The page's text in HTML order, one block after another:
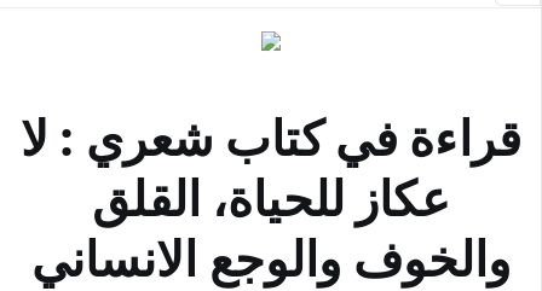
قراءة في كتاب شعري : لا
عكاز للحياة، القلق
والخوف والوجع الانساني